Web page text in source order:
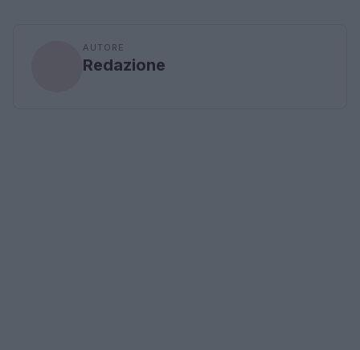
AUTORE
Redazione